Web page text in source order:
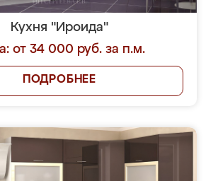
Кухня "Ироида"
от 34 000 руб. за п.м.
ПОДРОБНЕЕ